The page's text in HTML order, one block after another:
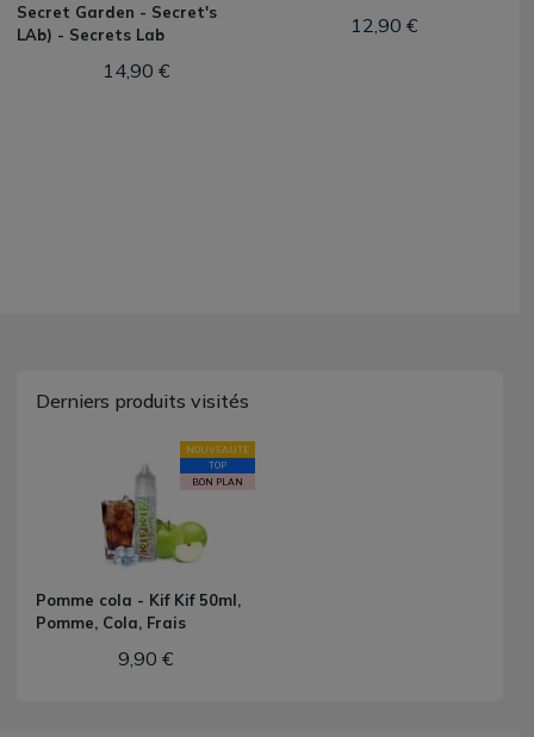
Secret Garden - Secret's
LAb) - Secrets Lab
14,90 €
12,90 €
Derniers produits visités
NOUVEAUTE
TOP
BON PLAN
Pomme cola - Kif Kif 50ml,
Pomme, Cola, Frais
9,90 €